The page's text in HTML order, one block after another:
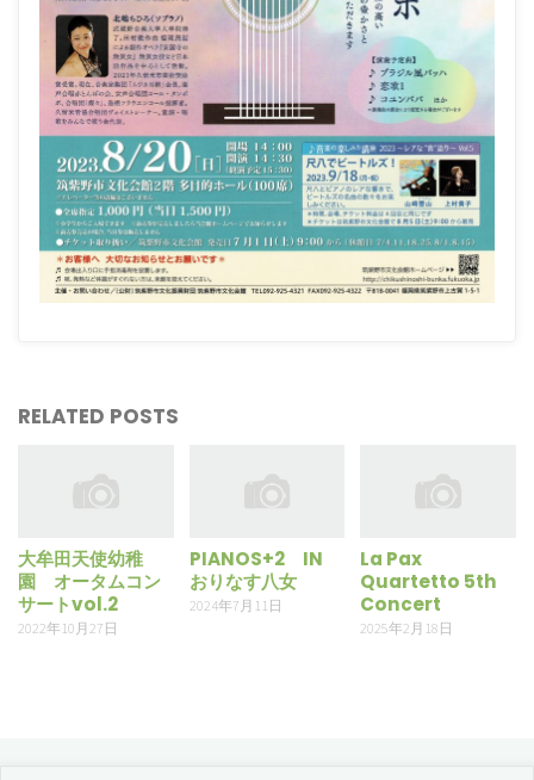
RELATED POSTS
大牟田天使幼稚
園 オータムコン
サートvol.2
2022年10月27日
PIANOS+2 IN
おりなす八女
2024年7月11日
La Pax
Quartetto 5th
Concert
2025年2月18日